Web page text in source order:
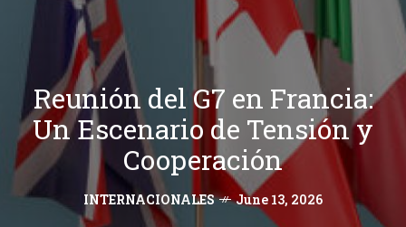
Reunión del G7 en Francia:
Un Escenario de Tensión y
Cooperación
INTERNACIONALES June 13, 2026